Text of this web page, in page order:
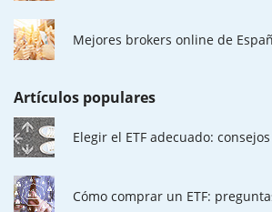
Mejores brokers online de
Artículos populares
Elegir el ETF adecuado:
Cómo comprar un ETF: